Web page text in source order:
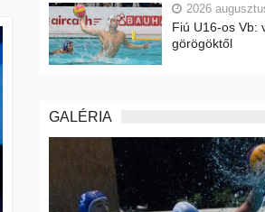
2026
Fiú U16-os Vb:
görögöktől
GALÉRIA